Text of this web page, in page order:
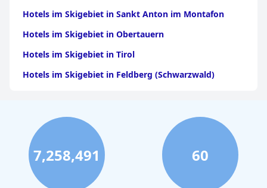
Hotels im Skigebiet in Sankt Anton im Montafon
Hotels im Skigebiet in Obertauern
Hotels im Skigebiet in Tirol
Hotels im Skigebiet in Feldberg (Schwarzwald)
7,258,491 60